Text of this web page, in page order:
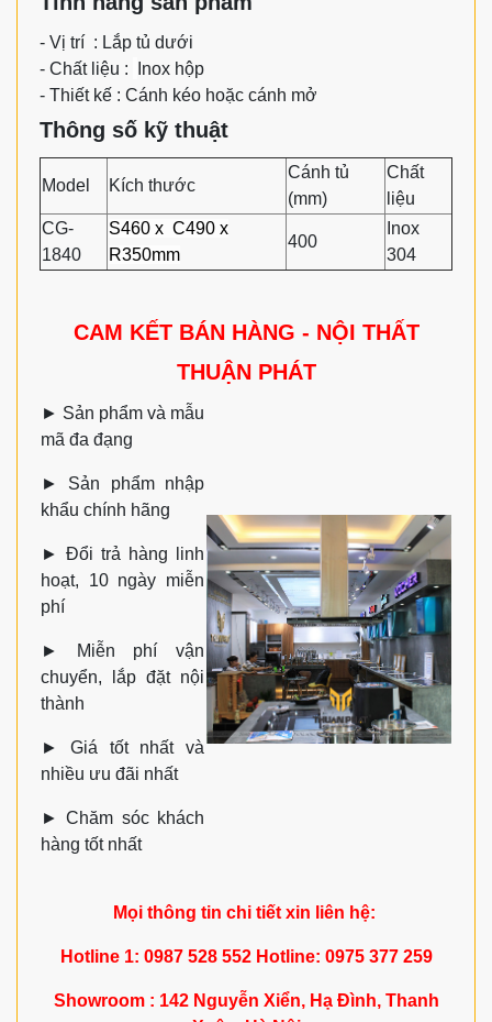
- Vị trí : Lắp tủ dưới
- Chất liệu :
Inox hộp
- Thiết kế : Cánh kéo hoặc cánh mở
Thông số kỹ thuật
Model Kích thước
Cánh tủ
(mm)
Chất
liệu
CG-
1840
S460 x C490 x
R350mm
400
Inox
304
CAM KẾT BÁN HÀNG - NỘI THẤT
THUẬN PHÁT
► Sản phẩm và mẫu
mã đa đạng
► Sản phẩm nhập
khẩu chính hãng
► Đổi trả hàng linh
hoạt, 10 ngày miễn
phí
►
Miễn phí vận
chuyển, lắp đặt nội
thành
► Giá tốt nhất và
nhiều ưu đãi nhất
►Chăm sóc khách
hàng tốt nhất
Mọi thông tin chi tiết xin liên hệ:
Hotline 1: 0987 528 552 Hotline: 0975 377 259
Showroom : 142 Nguyễn Xiển, Hạ Đình, Thanh